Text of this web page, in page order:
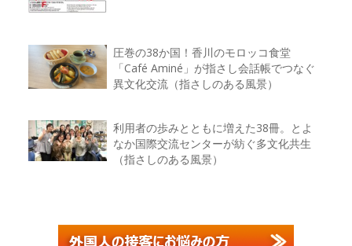
圧巻の38か国！香川のモロッコ食堂
「Café Aminé」が指さし会話帳でつなぐ
異文化交流（指さしのある風景）
利用者の歩みとともに増えた38冊。とよ
なか国際交流センターが紡ぐ多文化共生
（指さしのある風景）